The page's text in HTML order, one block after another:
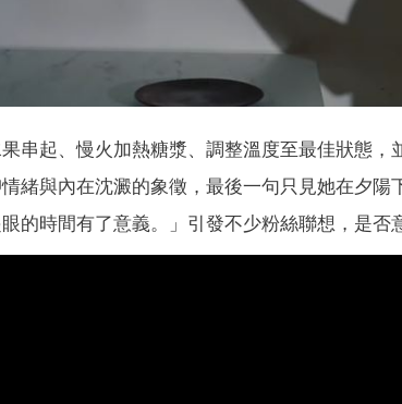
串起、慢火加熱糖漿、調整溫度至最佳狀態
緒與內在沈澱的象徵，最後一句只見她在夕
的時間有了意義。」引發不少粉絲聯想，是否